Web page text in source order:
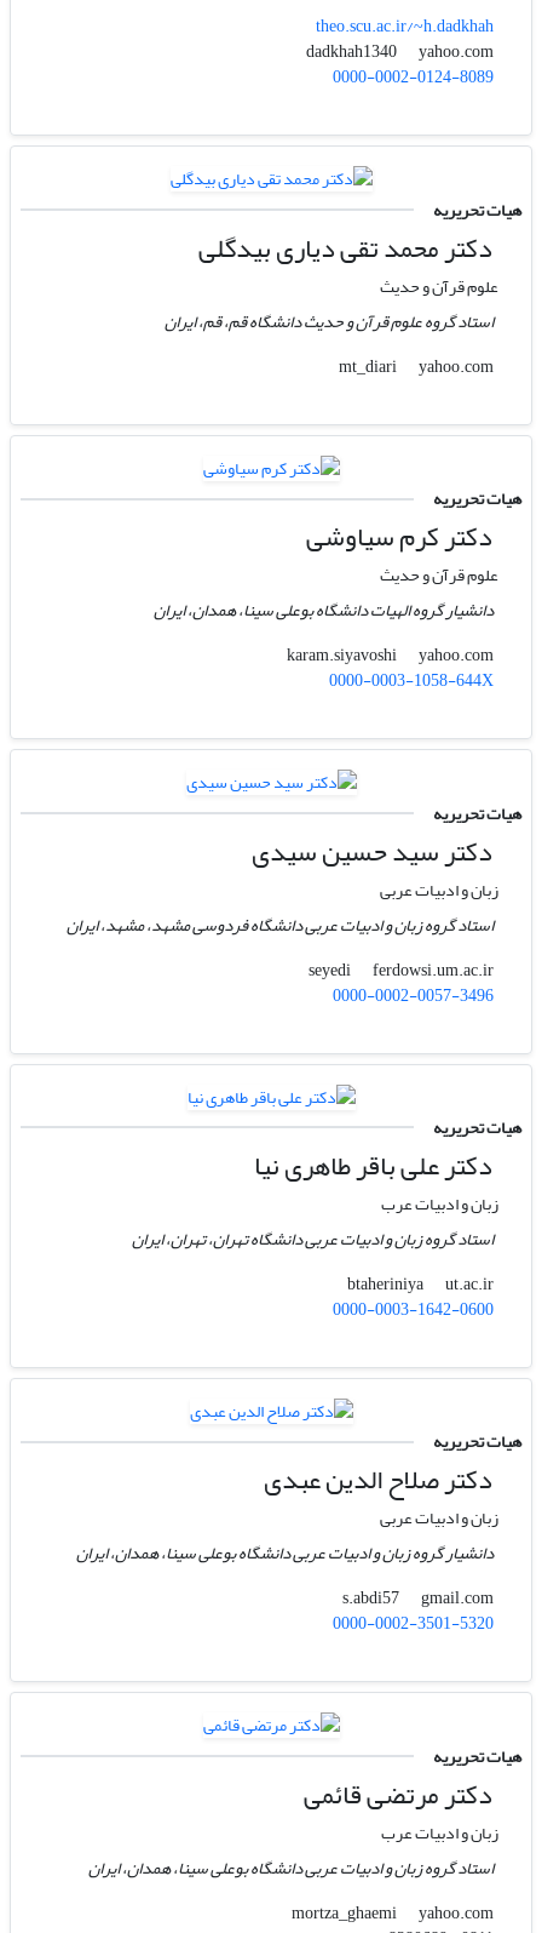
theo.scu.ac.ir/~h.dadkhah
dadkhah1340
yahoo.com
0000-0002-0124-8089
هیات تحریریه
دکتر محمد تقی دیاری بیدگلی
علوم قرآن و حدیث
استاد گروه علوم قرآن و حدیث دانشگاه قم، قم، ایران
mt_diari
yahoo.com
هیات تحریریه
دکتر کرم سیاوشی
علوم قرآن و حدیث
دانشیار گروه الهیات دانشگاه بوعلی سینا، همدان، ایران
karam.siyavoshi
yahoo.com
0000-0003-1058-644X
هیات تحریریه
دکتر سید حسین سیدی
زبان و ادبیات عربی
استاد گروه زبان و ادبیات عربی دانشگاه فردوسی مشهد، مشهد، ایران
seyedi
ferdowsi.um.ac.ir
0000-0002-0057-3496
هیات تحریریه
دکتر علی باقر طاهری نیا
زبان و ادبیات عرب
استاد گروه زبان و ادبیات عربی دانشگاه تهران، تهران، ایران
btaheriniya
ut.ac.ir
0000-0003-1642-0600
هیات تحریریه
دکتر صلاح الدین عبدی
زبان و ادبیات عربی
دانشیار گروه زبان و ادبیات عربی دانشگاه بوعلی سینا، همدان، ایران
s.abdi57
gmail.com
0000-0002-3501-5320
هیات تحریریه
دکتر مرتضی قائمی
زبان و ادبیات عرب
استاد گروه زبان و ادبیات عربی دانشگاه بوعلی سینا، همدان، ایران
mortza_ghaemi
yahoo.com